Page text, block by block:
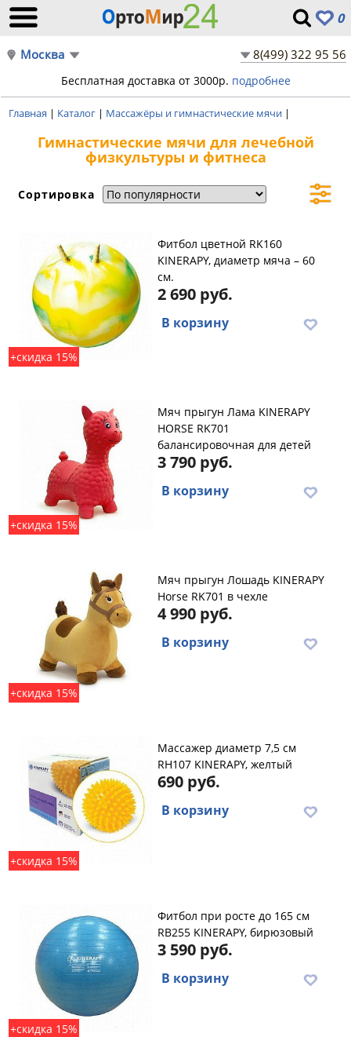
0
Москва 8(499) 322 95 56
Бесплатная доставка от 3000р. подробнее
Главная | Каталог | Массажёры и гимнастические мячи |
Гимнастические мячи для лечебной
физкультуры и фитнеса
Сортировка
+скидка 15%
Фитбол цветной RK160
KINERAPY, диаметр мяча – 60
см.
2 690 руб.
В корзину
+скидка 15%
Мяч прыгун Лама KINERAPY
HORSE RK701
балансировочная для детей
3 790 руб.
В корзину
+скидка 15%
Мяч прыгун Лошадь KINERAPY
Horse RK701 в чехле
4 990 руб.
В корзину
+скидка 15%
Массажер диаметр 7,5 см
RH107 KINERAPY, желтый
690 руб.
В корзину
+скидка 15%
Фитбол при росте до 165 см
RB255 KINERAPY, бирюзовый
3 590 руб.
В корзину